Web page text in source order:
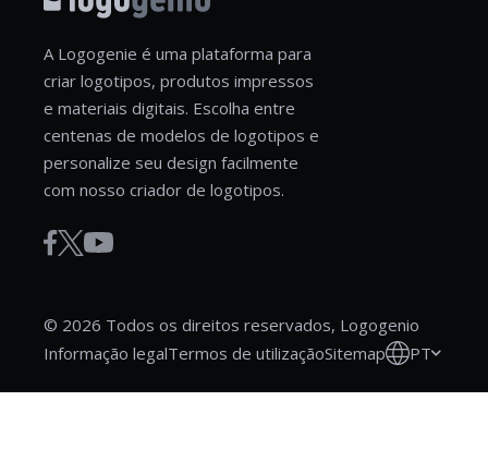
A Logogenie é uma plataforma para
criar logotipos, produtos impressos
e materiais digitais. Escolha entre
centenas de modelos de logotipos e
personalize seu design facilmente
com nosso criador de logotipos.
© 2026 Todos os direitos reservados, Logogenio
Informação legalTermos de utilizaçãoSitemap PT